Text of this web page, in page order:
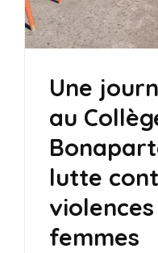
Une
au
lutte
femmes